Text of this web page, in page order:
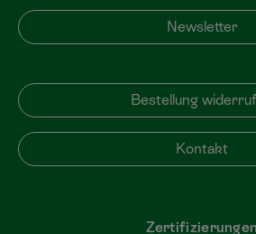
Newsletter
Bestellung
Kontakt
Zertifizierungen